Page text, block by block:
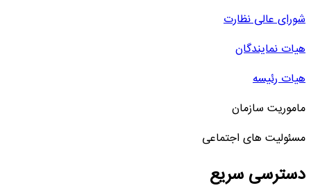
شورای عالی نظارت
هیات نمایندگان
هیات رئیسه
ماموریت سازمان
مسئولیت های اجتماعی
دسترسی سریع